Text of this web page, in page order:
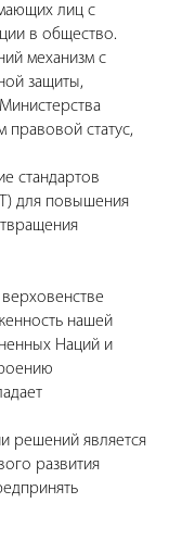
лиц с
в общество.
механизм с
защиты,
правовой статус,
стандартов
для повышения
нашей
Наций и
решений является
развития